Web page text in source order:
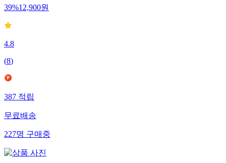
39%12,900원
4.8
(8)
387적립
무료배송
227명구매중